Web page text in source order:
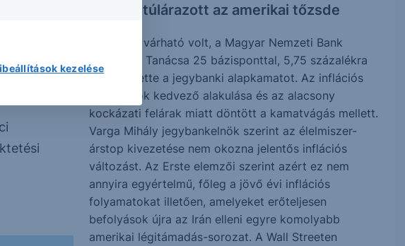
annyira túlárazott az amerikai tőzsde
Ahogy az várható volt, a Magyar Nemzeti Bank
Monetáris Tanácsa 25 bázisponttal, 5,75 százalékra
csökkentette a jegybanki alapkamatot. Az inflációs
folyamatok kedvező alakulása és az alacsony
kockázati felárak miatt döntött a kamatvágás mellett.
Varga Mihály jegybankelnök szerint az élelmiszer-
árstop kivezetése nem okozna jelentős inflációs
változást. Az Erste elemzői szerint azért ez nem
annyira egyértelmű, főleg a jövő évi inflációs
folyamatokat illetően, amelyeket erőteljesen
befolyások újra az Irán elleni egyre komolyabb
amerikai légitámadás-sorozat. A Wall Streeten
kezelése